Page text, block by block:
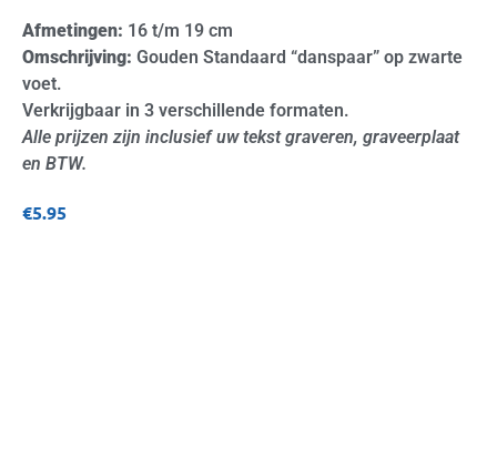
Afmetingen: 16 t/m 19 cm
Omschrijving: Gouden Standaard “danspaar” op zwarte
voet.
Verkrijgbaar in 3 verschillende formaten.
Alle prijzen zijn inclusief uw tekst graveren, graveerplaat
en BTW.
€5.95